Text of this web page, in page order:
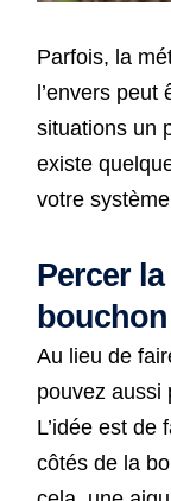
Parfois, la
l’envers
situations un
existe
votre
Percer
bouchon
Au lieu de
pouvez aussi
L’idée est de
côtés de la